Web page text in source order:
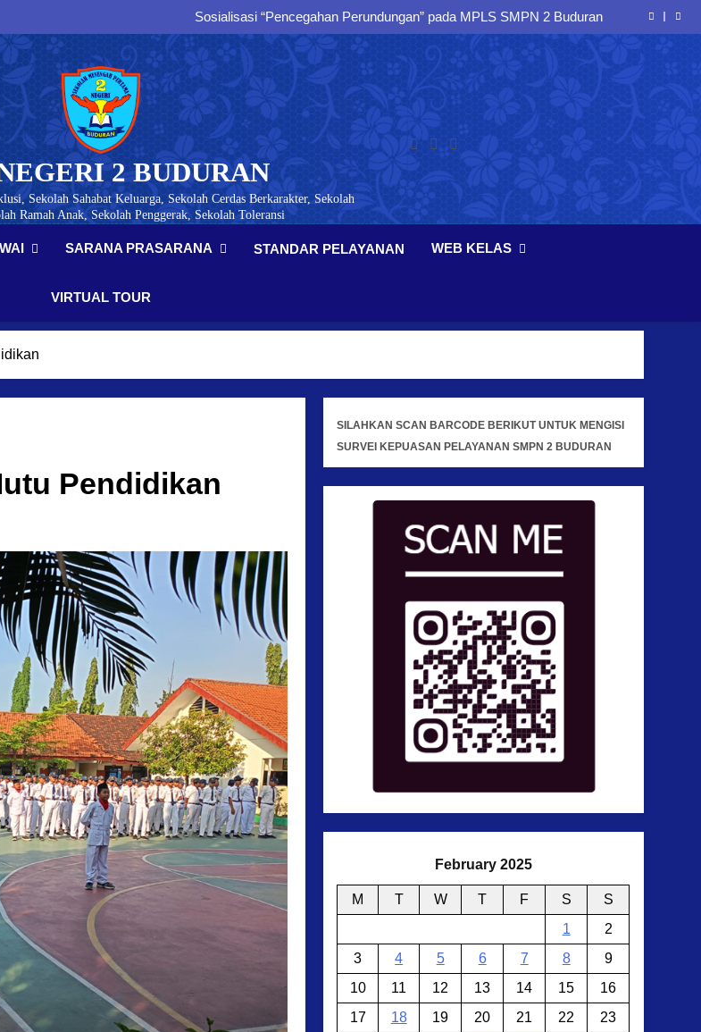
Bentengi Generasi Muda, BNN Sidoarjo Beri Penyuluhan “Bahaya NAPZA” pada
MPLS SMPN 2 Buduran
Cerdas Bermedia Sosial, BLSDM Komdigi Beri Penyuluhan Literasi Digital di MPLS
SMPN 2 Buduran
SiDuLing Spenduran
Sosialisasi “Pencegahan Perundungan” pada MPLS SMPN 2 Buduran
Bentengi Generasi Muda, BNN Sidoarjo Beri Penyuluhan “Bahaya NAPZA” pada
MPLS SMPN 2 Buduran
Cerdas Bermedia Sosial, BLSDM Komdigi Beri Penyuluhan Literasi Digital di MPLS
SMPN 2 Buduran
2 BUDURAN
Sekolah Sahabat Keluarga, Sekolah Cerdas Berkarakter, Sekolah
Ramah Anak, Sekolah Penggerak, Sekolah Toleransi
SARANA PRASARANA STANDAR PELAYANAN WEB KELAS
VIRTUAL TOUR
Pendidikan
SILAHKAN SCAN BARCODE BERIKUT UNTUK MENGISI
SURVEI KEPUASAN PELAYANAN SMPN 2 BUDURAN
February 2025
M T W T F S
S
1
2
3
4 5 6 7 8
9
10
11 12 13 14 15
16
17
18 19 20 21 22
23